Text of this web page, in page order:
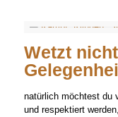
Wetzt
natürlich möchtest du
und respektiert